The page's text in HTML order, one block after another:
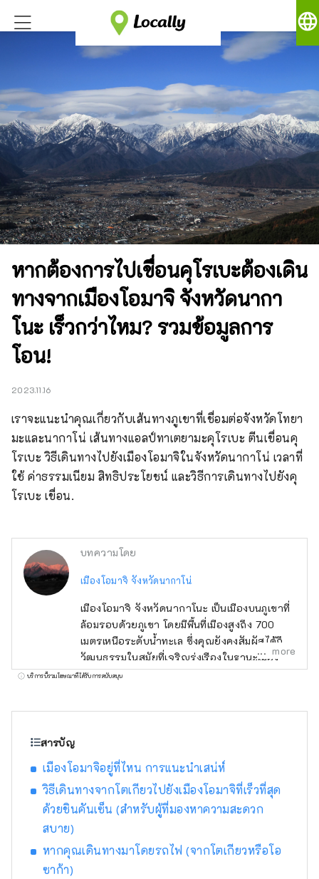
language
หากต้องการไปเขื่อนคุโรเบะต้องเดิน
ทางจากเมืองโอมาจิ จังหวัดนากา
โนะ เร็วกว่าไหม? รวมข้อมูลการ
โอน!
2023.11.16
เราจะแนะนำคุณเกี่ยวกับเส้นทางภูเขาที่เชื่อมต่อจังหวัดโทยา
มะและนากาโน่ เส้นทางแอลป์ทาเตยามะคุโรเบะ ตีนเขื่อนคุ
โรเบะ วิธีเดินทางไปยังเมืองโอมาจิในจังหวัดนากาโน่ เวลาที่
ใช้ ค่าธรรมเนียม สิทธิประโยชน์ และวิธีการเดินทางไปยังคุ
โรเบะ เขื่อน.
บทความโดย
เมืองโอมาจิ จังหวัดนากาโน่
เมืองโอมาจิ จังหวัดนากาโนะ เป็นเมืองบนภูเขาที่
ล้อมรอบด้วยภูเขา โดยมีพื้นที่เมืองสูงถึง 700
เมตรเหนือระดับน้ำทะเล ซึ่งคุณยังคงสัมผัสได้ถึง
วัฒนธรรมในสมัยที่เจริญรุ่งเรืองในฐานะเมือง
หลังเมืองเมื่อนานมาแล้ว ชินาโนะ โอมาจิมี
ประชากรเพียงไม่ถึง 30,000 คน และมักเรียกนัก
ท่องเที่ยวว่า ``ชินาโนะ โอมาจิ'' ซึ่งเป็นชื่อสถานี
หลักของเมืองโอมาจิ ชินาโนะ โอมาจิยังอยู่ที่ตีน
``เส้นทางแอลป์ทาเตยามะคุโรเบะ'' ซึ่งเป็นเส้นทาง
ที่เต็มไปด้วยหิมะในฤดูใบไม้ผลิ'' ที่มีชื่อเสียงระดับ
more
บริการนี้รวมโฆษณาที่ได้รับการสนับสนุน
สารบัญ
เมืองโอมาจิอยู่ที่ไหน การแนะนำเสน่ห์
วิธีเดินทางจากโตเกียวไปยังเมืองโอมาจิที่เร็วที่สุด
ด้วยชินคันเซ็น (สำหรับผู้ที่มองหาความสะดวก
สบาย)
หากคุณเดินทางมาโดยรถไฟ (จากโตเกียวหรือโอ
ซาก้า)